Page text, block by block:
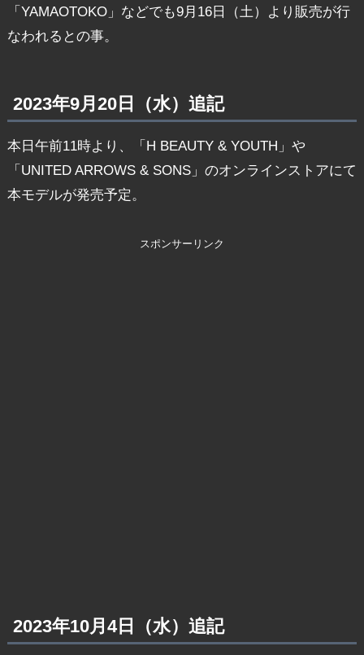
「YAMAOTOKO」などでも9月16日（土）より販売が行
なわれるとの事。
2023年9月20日（水）追記
本日午前11時より、「H BEAUTY & YOUTH」や
「UNITED ARROWS & SONS」のオンラインストアにて
本モデルが発売予定。
スポンサーリンク
2023年10月4日（水）追記